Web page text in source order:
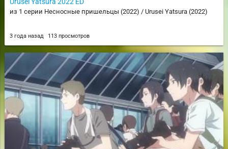
Urusei Yatsura 2022 ED
из 1 серии Несносные пришельцы (2022) / Urusei Yatsura (2022)
3 года назад 113 просмотров